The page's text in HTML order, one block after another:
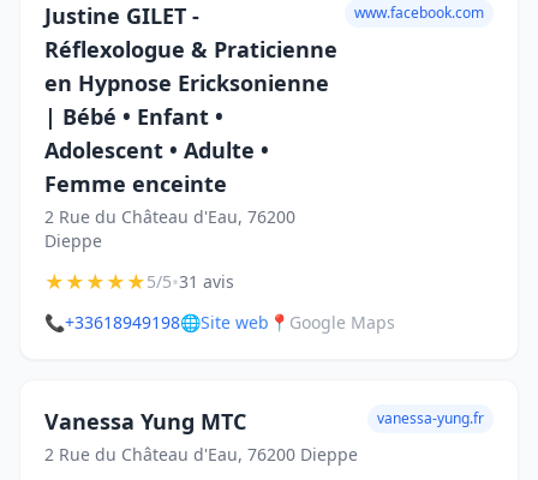
Justine GILET -
Réflexologue & Praticienne
en Hypnose Ericksonienne
| Bébé • Enfant •
Adolescent • Adulte •
Femme enceinte
2 Rue du Château d'Eau, 76200
Dieppe
www.facebook.com
★★★★★5/5•31 avis
📞+33618949198🌐Site web 📍 Google Maps
Vanessa Yung MTC
2 Rue du Château d'Eau, 76200 Dieppe
vanessa-yung.fr